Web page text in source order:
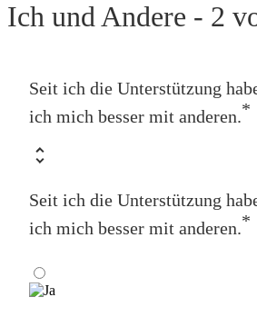
Ich und Andere - 2
Seit ich die Unterstützung
ich mich besser mit anderen. *
Seit ich die Unterstützung
ich mich besser mit anderen.*